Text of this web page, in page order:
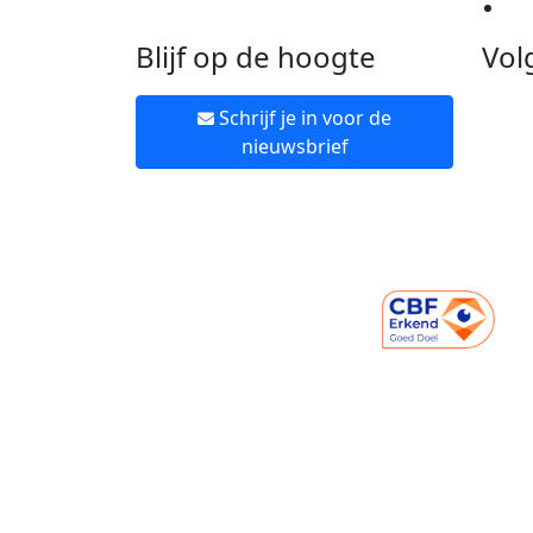
Blijf op de hoogte
Schrijf je in voor de
nieuwsbrief